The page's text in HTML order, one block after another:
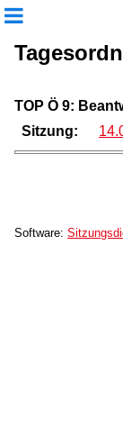
TOP Ö 9:
Sitzung:
Software: